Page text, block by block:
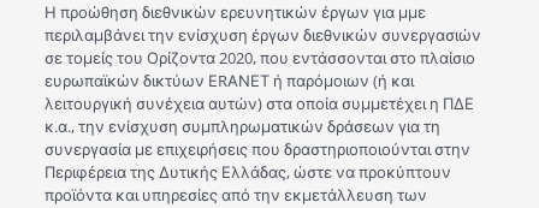
Η προώθηση διεθνικών ερευνητικών έργων για μμε
περιλαμβάνει την ενίσχυση έργων διεθνικών συνεργασιών
σε τομείς του Ορίζοντα 2020, που εντάσσονται στο πλαίσιο
ευρωπαϊκών δικτύων ΕRΑΝΕΤ ή παρόμοιων (ή και
λειτουργική συνέχεια αυτών) στα οποία συμμετέχει η ΠΔΕ
κ.α., την ενίσχυση συμπληρωματικών δράσεων για τη
συνεργασία με επιχειρήσεις που δραστηριοποιούνται στην
Περιφέρεια της Δυτικής Ελλάδας, ώστε να προκύπτουν
προϊόντα και υπηρεσίες από την εκμετάλλευση των